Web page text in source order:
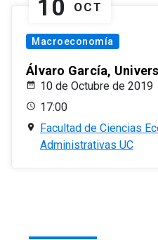
10 OCT
Macroeconomía
Álvaro García,
10 de Octubre de 2019
17:00
Facultad de Ciencias
Administrativas UC